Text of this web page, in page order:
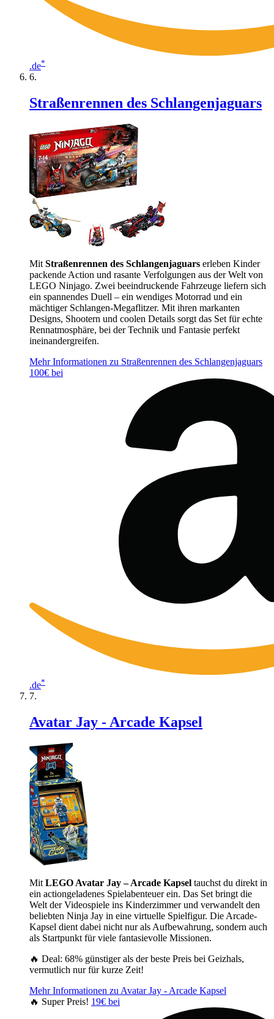
.de*
Straßenrennen des Schlangenjaguars
Mit Straßenrennen des Schlangenjaguars erleben Kinder
packende Action und rasante Verfolgungen aus der Welt von
LEGO Ninjago. Zwei beeindruckende Fahrzeuge liefern sich
ein spannendes Duell – ein wendiges Motorrad und ein
mächtiger Schlangen-Megaflitzer. Mit ihren markanten
Designs, Shootern und coolen Details sorgt das Set für echte
Rennatmosphäre, bei der Technik und Fantasie perfekt
ineinandergreifen.
Mehr Informationen zu Straßenrennen des Schlangenjaguars
100€ bei
.de*
Avatar Jay - Arcade Kapsel
Mit LEGO Avatar Jay – Arcade Kapsel tauchst du direkt in
ein actiongeladenes Spielabenteuer ein. Das Set bringt die
Welt der Videospiele ins Kinderzimmer und verwandelt den
beliebten Ninja Jay in eine virtuelle Spielfigur. Die Arcade-
Kapsel dient dabei nicht nur als Aufbewahrung, sondern auch
als Startpunkt für viele fantasievolle Missionen.
🔥 Deal: 68% günstiger als der beste Preis bei Geizhals,
vermutlich nur für kurze Zeit!
Mehr Informationen zu Avatar Jay - Arcade Kapsel
🔥 Super Preis! 19€ bei